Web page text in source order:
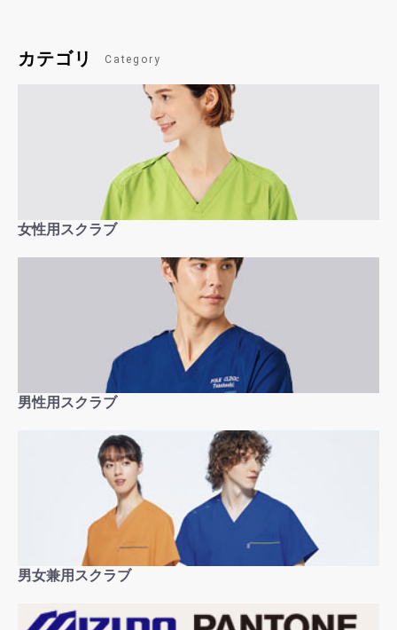
カテゴリ Category
女性用スクラブ
男性用スクラブ
男女兼用スクラブ